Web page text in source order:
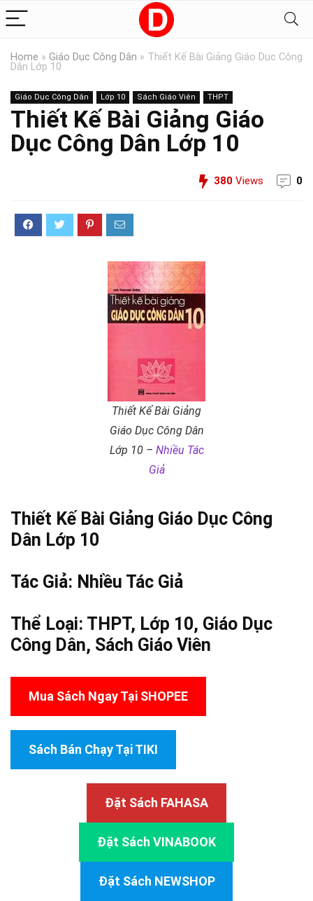
Home » Giáo Dục Công Dân » Thiết Kế Bài Giảng Giáo Dục Công
Dân Lớp 10
Giáo Dục Công Dân Lớp 10 Sách Giáo Viên THPT
Thiết Kế Bài Giảng Giáo
Dục Công Dân Lớp 10
380 Views 0
Thiết Kế Bài Giảng
Giáo Dục Công Dân
Lớp 10 – Nhiều Tác
Giả
Thiết Kế Bài Giảng Giáo Dục Công
Dân Lớp 10
Tác Giả: Nhiều Tác Giả
Thể Loại: THPT, Lớp 10, Giáo Dục
Công Dân, Sách Giáo Viên
Mua Sách Ngay Tại SHOPEE
Sách Bán Chạy Tại TIKI
Đặt Sách FAHASA
Đặt Sách VINABOOK
Đặt Sách NEWSHOP